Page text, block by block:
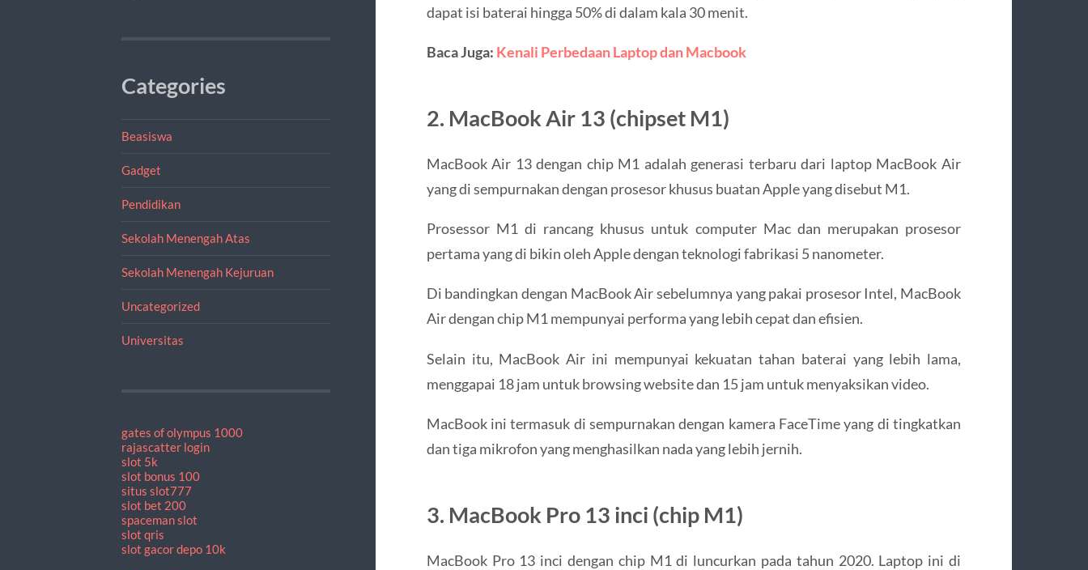
Categories
Beasiswa
Gadget
Pendidikan
Sekolah Menengah Atas
Sekolah Menengah Kejuruan
Uncategorized
Universitas
gates of olympus 1000
rajascatter login
slot 5k
slot bonus 100
situs slot777
slot bet 200
spaceman slot
slot qris
slot gacor depo 10k
dapat isi baterai hingga 50% di dalam kala 30 menit.
Baca Juga: Kenali Perbedaan Laptop dan Macbook
2. MacBook Air 13 (chipset M1)
MacBook Air 13 dengan chip M1 adalah generasi terbaru dari laptop MacBook Air
yang di sempurnakan dengan prosesor khusus buatan Apple yang disebut M1.
Prosessor M1 di rancang khusus untuk computer Mac dan merupakan prosesor
pertama yang di bikin oleh Apple dengan teknologi fabrikasi 5 nanometer.
Di bandingkan dengan MacBook Air sebelumnya yang pakai prosesor Intel, MacBook
Air dengan chip M1 mempunyai performa yang lebih cepat dan efisien.
Selain itu, MacBook Air ini mempunyai kekuatan tahan baterai yang lebih lama,
menggapai 18 jam untuk browsing website dan 15 jam untuk menyaksikan video.
MacBook ini termasuk di sempurnakan dengan kamera FaceTime yang di tingkatkan
dan tiga mikrofon yang menghasilkan nada yang lebih jernih.
3. MacBook Pro 13 inci (chip M1)
MacBook Pro 13 inci dengan chip M1 di luncurkan pada tahun 2020. Laptop ini di